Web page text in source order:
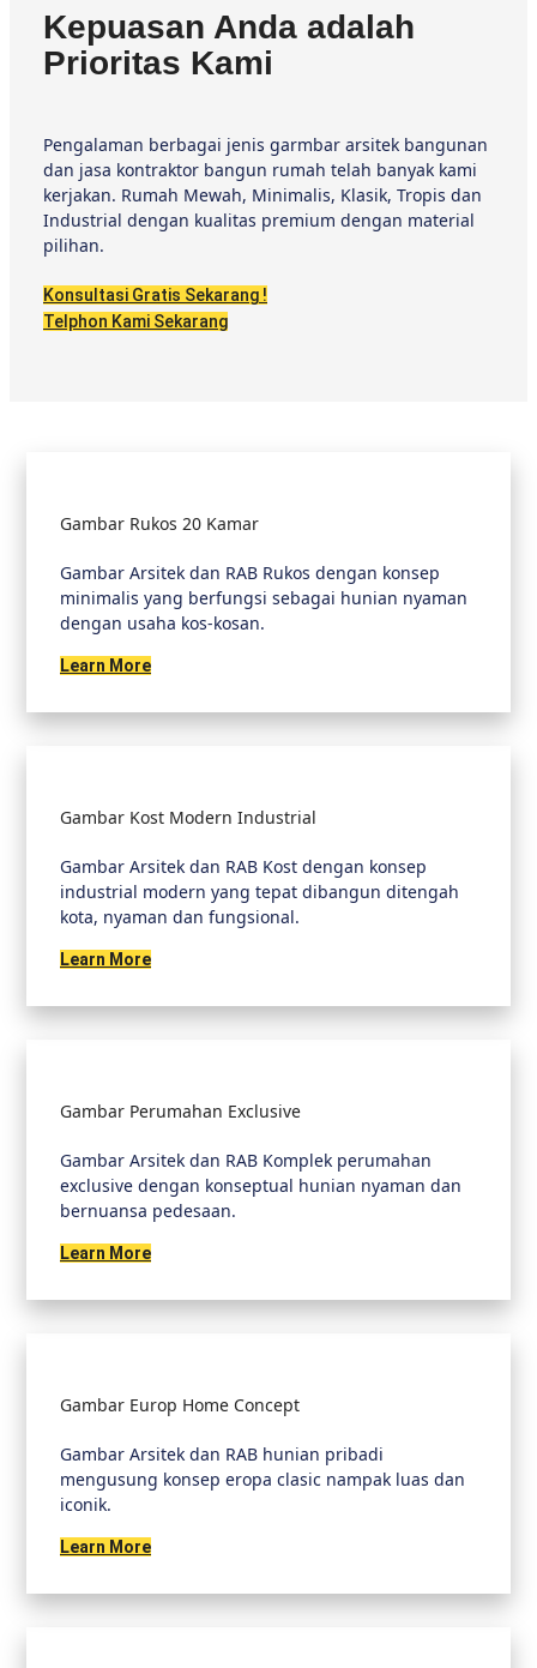
Kepuasan Anda adalah
Prioritas Kami
Pengalaman berbagai jenis garmbar arsitek bangunan
dan jasa kontraktor bangun rumah telah banyak kami
kerjakan. Rumah Mewah, Minimalis, Klasik, Tropis dan
Industrial dengan kualitas premium dengan material
pilihan.
Konsultasi Gratis Sekarang !
Telphon Kami Sekarang
Gambar Rukos 20 Kamar
Gambar Arsitek dan RAB Rukos dengan konsep
minimalis yang berfungsi sebagai hunian nyaman
dengan usaha kos-kosan.
Learn More
Gambar Kost Modern Industrial
Gambar Arsitek dan RAB Kost dengan konsep
industrial modern yang tepat dibangun ditengah
kota, nyaman dan fungsional.
Learn More
Gambar Perumahan Exclusive
Gambar Arsitek dan RAB Komplek perumahan
exclusive dengan konseptual hunian nyaman dan
bernuansa pedesaan.
Learn More
Gambar Europ Home Concept
Gambar Arsitek dan RAB hunian pribadi
mengusung konsep eropa clasic nampak luas dan
iconik.
Learn More